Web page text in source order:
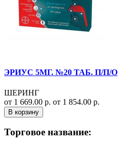
ЭРИУС 5МГ. №20 ТАБ. П/П/О
ШЕРИНГ
от 1 669.00 р. от 1 854.00 р.
В корзину
Торговое название: